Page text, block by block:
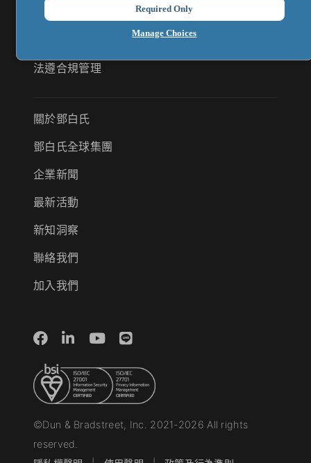
法遵合規管理
關於鄧白氏
鄧白氏全球集團
企業新聞
最新活動
新知洞察
聯絡我們
加入我們
©Dun & Bradstreet, Inc. 2021-2026 All rights
reserved.
Manage Choices
Required Only